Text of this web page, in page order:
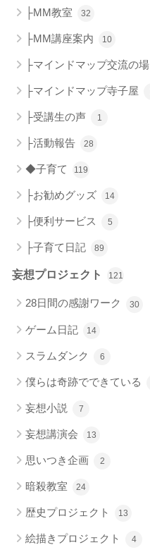
├MM教室 32
├MM講座案内 10
├マインドマップ交流の場
├マインドマップ寺子屋
├受講生の声 1
├活動報告 28
◆子育て 119
├お勧めグッズ 14
├便利サービス 5
├子育て日記 89
妄想プロジェクト 121
28日間の感謝ワーク 30
ゲーム日記 14
スラムダンク 6
僕らは奇跡でできている
妄想小説 7
妄想講演会 13
思いつき企画 2
暗殺教室 24
歴史プロジェクト 13
絵描きプロジェクト 4